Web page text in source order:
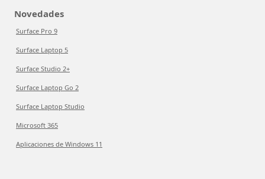
Novedades
Surface Pro 9
Surface Laptop 5
Surface Studio 2+
Surface Laptop Go 2
Surface Laptop Studio
Microsoft 365
Aplicaciones de Windows 11